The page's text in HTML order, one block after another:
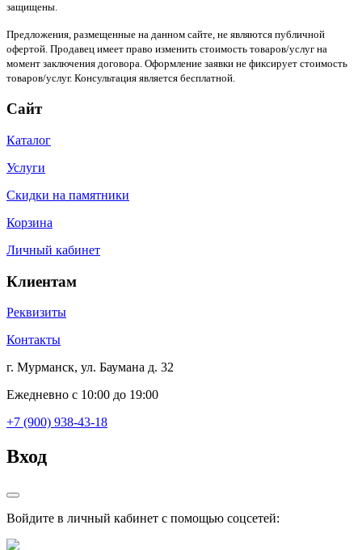
защищены.
Предложения, размещенные на данном сайте, не являются публичной
офертой. Продавец имеет право изменить стоимость товаров/услуг на
момент заключения договора. Оформление заявки не фиксирует стоимость
товаров/услуг. Консультация является бесплатной.
Сайт
Каталог
Услуги
Скидки на памятники
Корзина
Личный кабинет
Клиентам
Реквизиты
Контакты
г. Мурманск, ул. Баумана д. 32
Ежедневно с 10:00 до 19:00
+7 (900) 938-43-18
Вход
Войдите в личный кабинет с помощью соцсетей: